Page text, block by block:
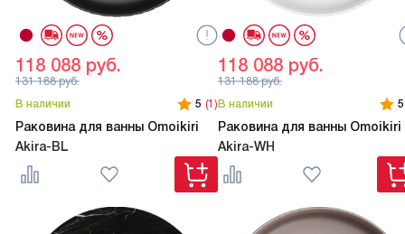
В наличии 5 (1)
Раковина для ванны Omoikiri
Akira-BL
118 088 руб.
131 188руб.
В наличии
5
Раковина для ванны Omoikiri
Akira-WH
118 088 руб.
131 188руб.